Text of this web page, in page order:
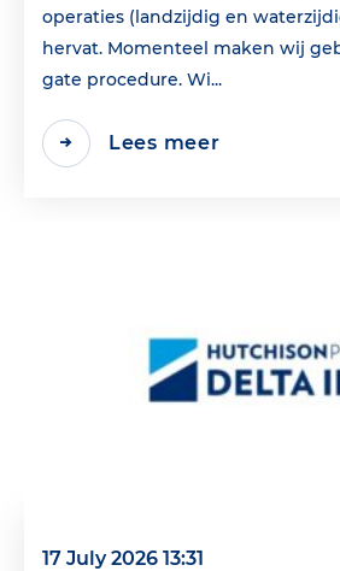
operaties (landzijdig en
hervat. Momenteel maken wij
gate procedure. Wi...
Lees meer
17 July 2026 13:31